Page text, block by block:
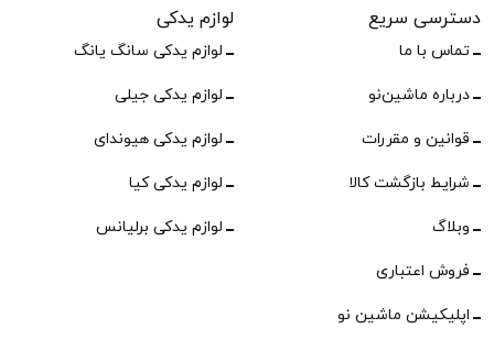
دسترسی سریع
تماس با ما
درباره ماشین‌نو
قوانین و مقررات
شرایط بازگشت کالا
وبلاگ
فروش اعتباری
اپلیکیشن ماشین نو
لوازم یدکی
لوازم یدکی سانگ یانگ
لوازم یدکی جیلی
لوازم یدکی هیوندای
لوازم یدکی کیا
لوازم یدکی برلیانس